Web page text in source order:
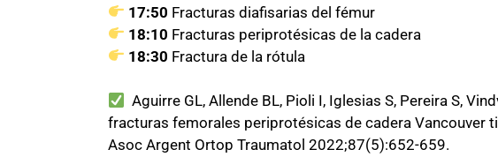
17:50 Fracturas diafisarias del fémur
18:10 Fracturas periprotésicas de la cadera
18:30 Fractura de la rótula
Aguirre GL, Allende BL, Pioli I, Iglesias S, Pereira S,
fracturas femorales periprotésicas de cadera Vancouver
Asoc Argent Ortop Traumatol 2022;87(5):652-659.